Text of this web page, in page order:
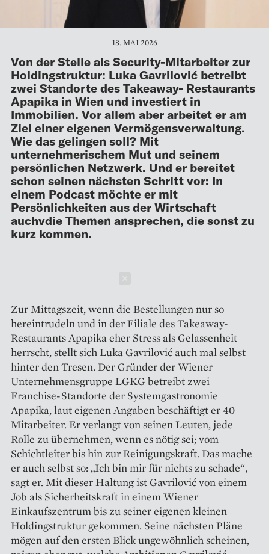
18. MAI 2026
Von der Stelle als Security-Mitarbeiter zur
Holdingstruktur: Luka Gavrilović betreibt
zwei Standorte des Takeaway- Restaurants
Apapika in Wien und investiert in
Immobilien. Vor allem aber arbeitet er am
Ziel einer eigenen Vermögensverwaltung.
Wie das gelingen soll? Mit
unternehmerischem Mut und seinem
persönlichen Netzwerk. Und er bereitet
schon seinen nächsten Schritt vor: In
einem Podcast möchte er mit
Persönlichkeiten aus der Wirtschaft
auchvdie Themen ansprechen, die sonst zu
kurz kommen.
Zur Mittagszeit, wenn die Bestellungen nur so
hereintrudeln und in der Filiale des Takeaway-
Restaurants Apapika eher Stress als Gelassenheit
herrscht, stellt sich Luka Gavrilović auch mal selbst
hinter den Tresen. Der Gründer der Wiener
Unternehmensgruppe LGKG betreibt zwei
Franchise-Standorte der Systemgastronomie
Apapika, laut eigenen Angaben beschäftigt er 40
Mitarbeiter. Er verlangt von seinen Leuten, jede
Rolle zu übernehmen, wenn es nötig sei; vom
Schichtleiter bis hin zur Reinigungskraft. Das mache
er auch selbst so: „Ich bin mir für nichts zu schade“,
sagt er. Mit dieser Haltung ist Gavrilović von einem
Job als Sicherheitskraft in einem Wiener
Einkaufszentrum bis zu seiner eigenen kleinen
Holdingstruktur gekommen. Seine nächsten Pläne
mögen auf den ersten Blick ungewöhnlich scheinen,